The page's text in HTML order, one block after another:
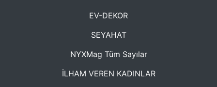
EV-DEKOR
SEYAHAT
NYXMag Tüm Sayılar
İLHAM VEREN KADINLAR